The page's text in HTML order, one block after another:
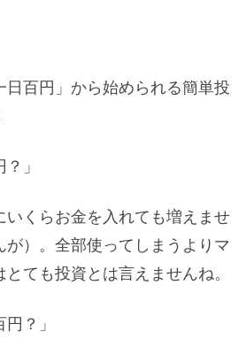
日百円」から始められる簡単投
」
いくらお金を入れても増えませ
が）。全部使ってしまうよりマ
ても投資とは言えませんね。
？」